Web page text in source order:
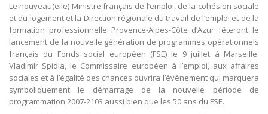
Le nouveau(elle) Ministre français de l’emploi, de la cohésion sociale
et du logement et la Direction régionale du travail de l’emploi et de la
formation professionnelle Provence-Alpes-Côte d’Azur fêteront le
lancement de la nouvelle génération de programmes opérationnels
français du Fonds social européen (FSE) le 9 juillet à Marseille.
Vladimír Spidla, le Commissaire européen à l’emploi, aux affaires
sociales et à l’égalité des chances ouvrira l’événement qui marquera
symboliquement le démarrage de la nouvelle période de
programmation 2007-2103 aussi bien que les 50 ans du FSE.